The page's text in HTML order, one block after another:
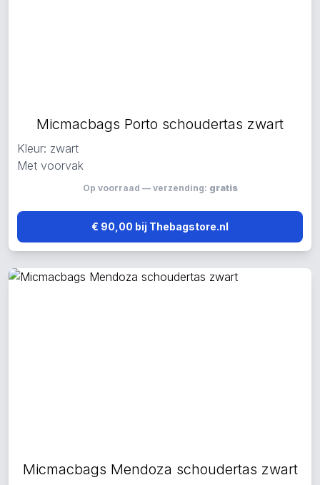
Micmacbags Porto schoudertas zwart
Kleur: zwart
Met voorvak
Op voorraad — verzending: gratis
€ 90,00 bij Thebagstore.nl
Micmacbags Mendoza schoudertas zwart